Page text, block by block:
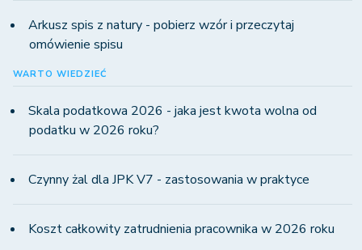
Arkusz spis z natury - pobierz wzór i przeczytaj
omówienie spisu
WARTO WIEDZIEĆ
Skala podatkowa 2026 - jaka jest kwota wolna od
podatku w 2026 roku?
Czynny żal dla JPK V7 - zastosowania w praktyce
Koszt całkowity zatrudnienia pracownika w 2026 roku